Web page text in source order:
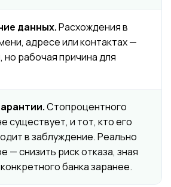
данных.Расхождения в
адресе или контактах —
рабочая причина для
Стопроцентного
существует, и тот, кто его
в заблуждение. Реально
— снизить риск отказа, зная
банка заранее.